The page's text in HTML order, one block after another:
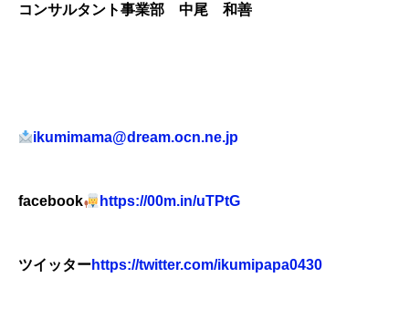
コンサルタント事業部 中尾 和善
ikumimama@dream.ocn.ne.jp
facebook https://00m.in/uTPtG
ツイッターhttps://twitter.com/ikumipapa0430